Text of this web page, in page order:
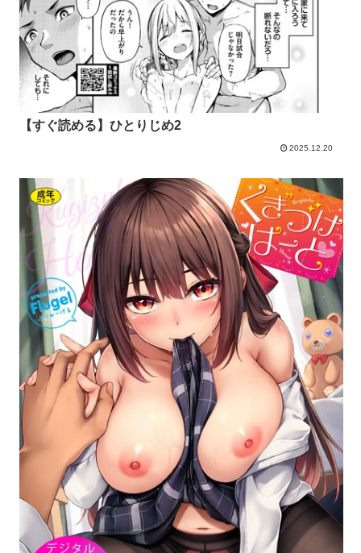
【すぐ読める】ひとりじめ2
2025.12.20